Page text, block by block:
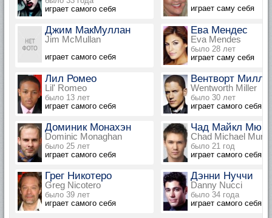
играет самого себя
играет саму себя
Джим МакМуллан
Jim McMullan
играет самого себя
Ева Мендес
Eva Mendes
было 28 лет
играет саму себя
Лил Ромео
Lil' Romeo
было 13 лет
играет самого себя
Вентворт
Wentworth Miller
было 30 лет
играет самого себя
Доминик Монахэн
Dominic Monaghan
было 25 лет
играет самого себя
Чад Майкл
Chad Michael
было 21 год
играет самого себя
Грег Никотеро
Greg Nicotero
было 39 лет
играет самого себя
Дэнни Нуччи
Danny Nucci
было 34 года
играет самого себя